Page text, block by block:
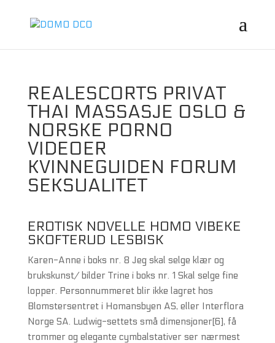
REALESCORTS PRIVAT
THAI MASSASJE OSLO &
NORSKE PORNO
VIDEOER
KVINNEGUIDEN FORUM
SEKSUALITET
EROTISK NOVELLE HOMO VIBEKE
SKOFTERUD LESBISK
Karen-Anne i boks nr. 8 Jeg skal selge klær og
brukskunst/ bilder Trine i boks nr. 1 Skal selge fine
lopper. Personnummeret blir ikke lagret hos
Blomstersentret i Homansbyen AS, eller Interflora
Norge SA. Ludwig-settets små dimensjoner[6], få
trommer og elegante cymbalstativer ser nærmest